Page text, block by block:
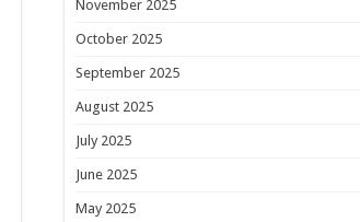
November 2025
October 2025
September 2025
August 2025
July 2025
June 2025
May 2025